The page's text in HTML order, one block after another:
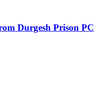
Durgesh Prison PC